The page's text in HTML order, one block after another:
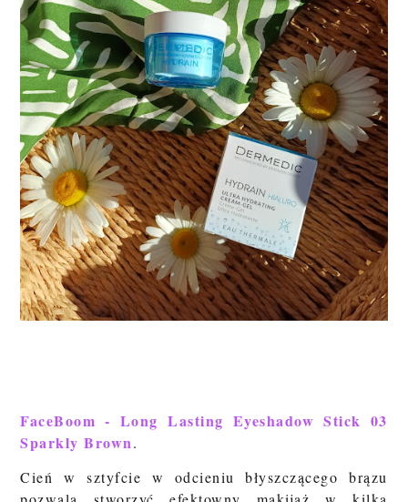
FaceBoom - Long Lasting Eyeshadow Stick 03
Sparkly Brown.
Cień w sztyfcie w odcieniu błyszczącego brązu